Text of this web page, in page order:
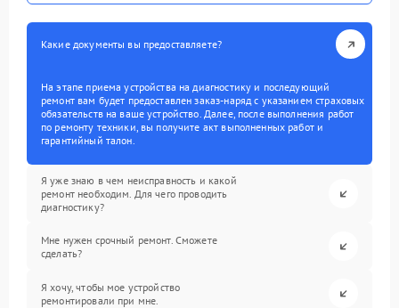
Какие документы вы предоставляете?
На этапе приема устройства на диагностику и последующий
ремонт вам будет предоставлен заказ-наряд с указанием страховых
обязательств на ваше устройство. Далее, после выполнения работ
по ремонту техники, вы получите акт выполненных работ и
гарантийный талон.
Я уже знаю в чем неисправность и какой
ремонт необходим. Для чего проводить
диагностику?
Мне нужен срочный ремонт. Сможете
сделать?
Я хочу, чтобы мое устройство
ремонтировали при мне.